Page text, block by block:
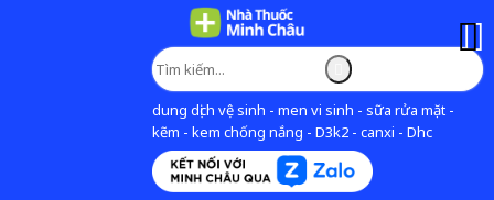
dung dịch vệ sinh - men vi sinh - sữa rửa mặt -
kẽm - kem chống nắng - D3k2 - canxi - Dhc